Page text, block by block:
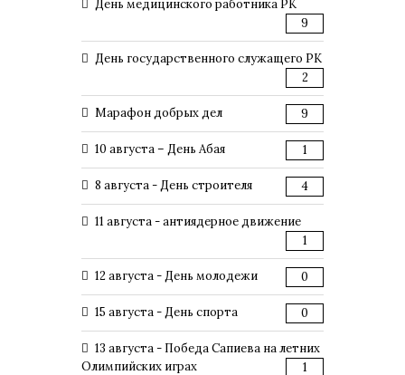
День медицинского работника РК
9
День государственного служащего РК
2
Марафон добрых дел 9
10 августа – День Абая 1
8 августа - День строителя 4
11 августа - антиядерное движение
1
12 августа - День молодежи 0
15 августа - День спорта 0
13 августа - Победа Сапиева на летних
Олимпийских играх
1